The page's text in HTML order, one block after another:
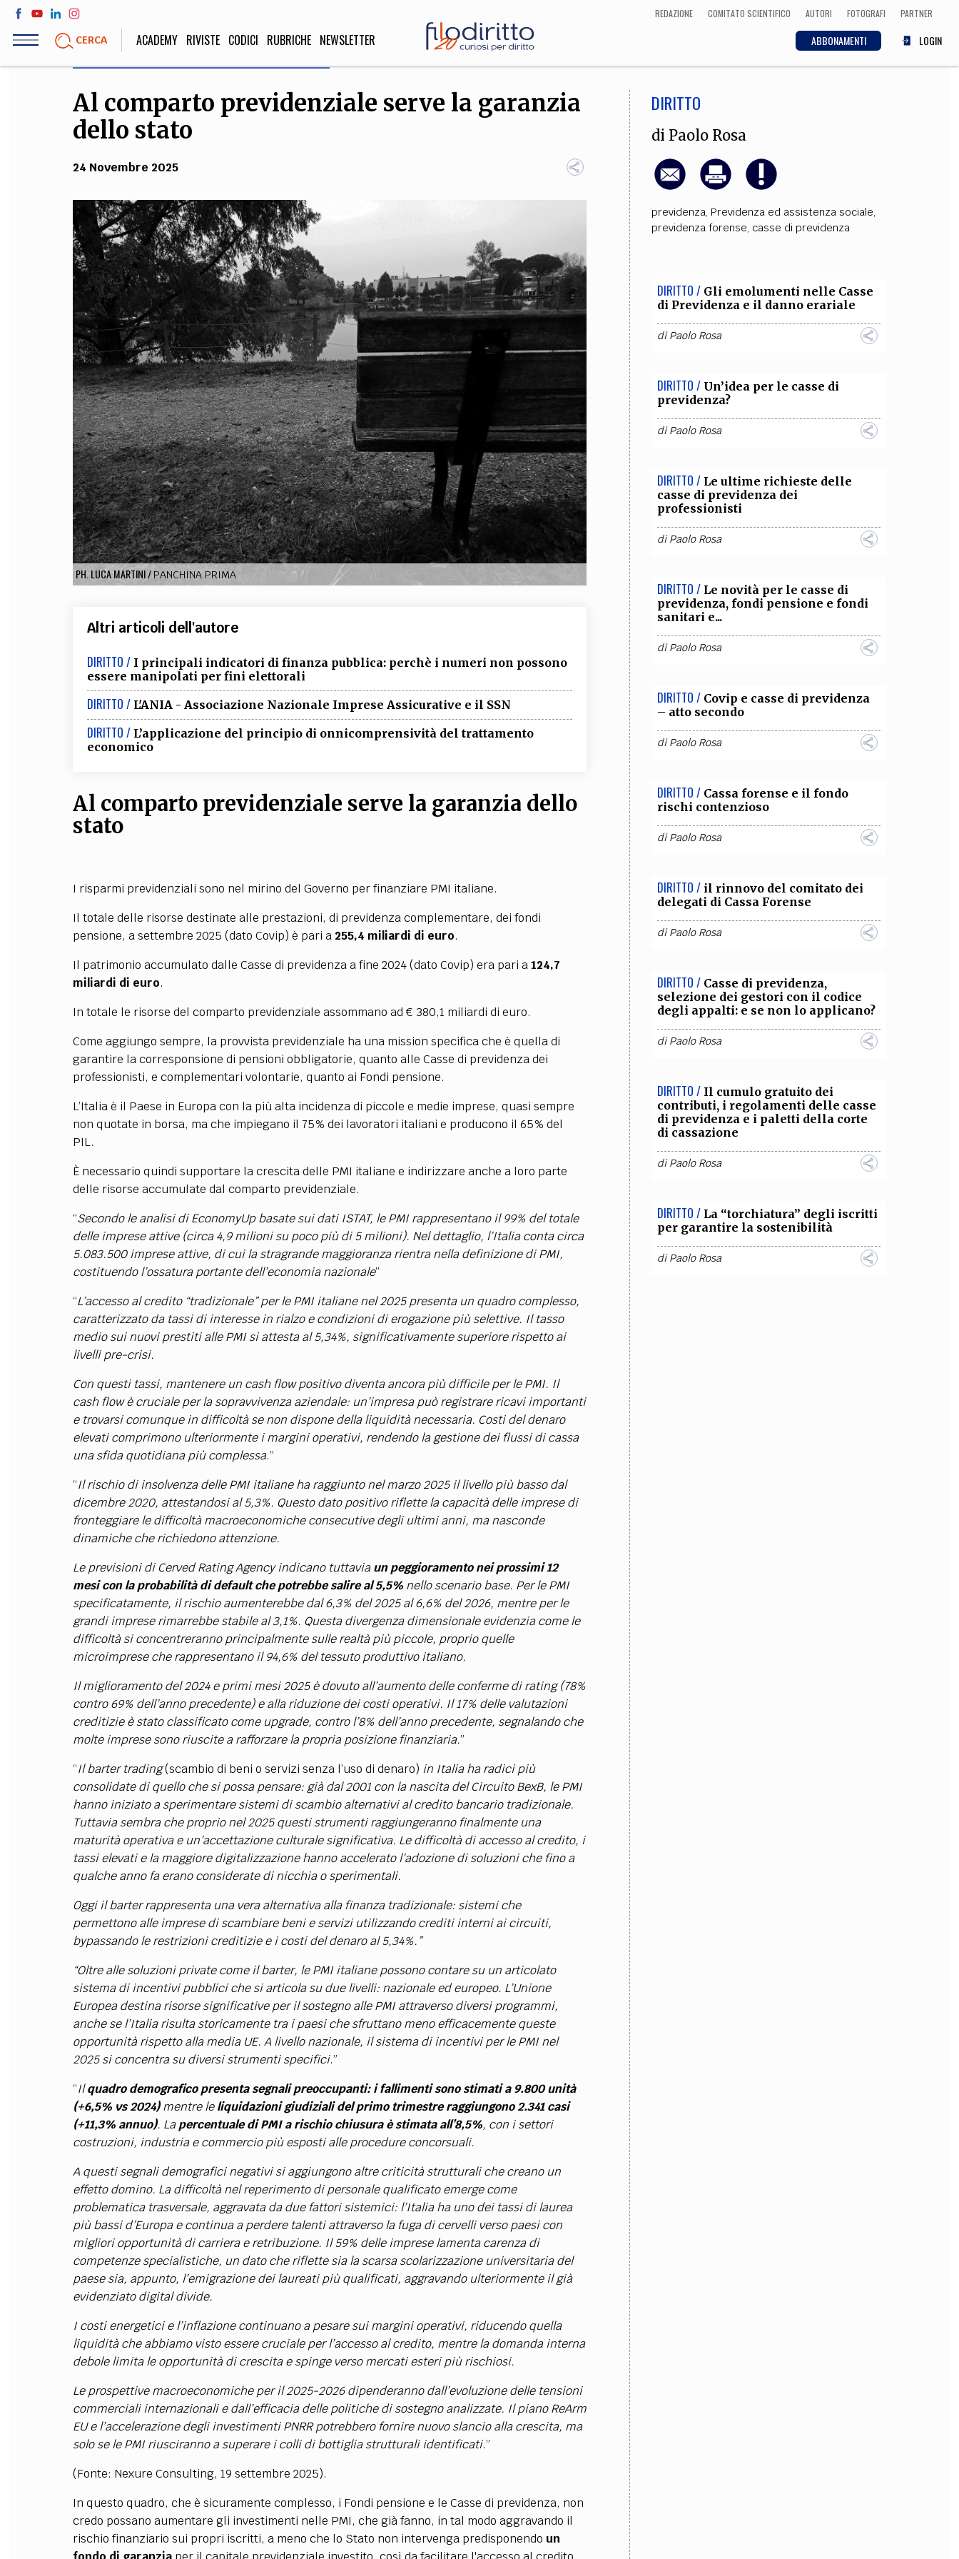
Salta
contenuto
REDAZIONE COMITATO SCIENTIFICO AUTORI FOTOGRAFI PARTNER
CERCA ABBONAMENTI LOGIN
ACADEMY RIVISTE CODICI RUBRICHE NEWSLETTER
LIFE STYLE
Sport, Cucina, Viaggi,
SOCIETÀ ECONOMIA
STORIA E FILOSOFIA
Scienze storiche,
umanistiche, Religione
Scienze informatiche,
Architettura, Ingegneria
CULTURA
Arte, Cinema, Musica,
TEAM
FILODIRITTO REDAZIONE COMITATO SCIENTIFICO AUTORI CURATORI FOTOGRAFI
CODICI RUBRICHE PROCEEDINGS
SOCIAL MEDIA
Al comparto previdenziale serve la garanzia
dello stato
24 Novembre 2025
PH. LUCA MARTINI/PANCHINA PRIMA
Altri articoli dell'autore
DIRITTO / I principali indicatori di finanza pubblica: perchè i numeri non possono
essere manipolati per fini elettorali
DIRITTO / L'ANIA - Associazione Nazionale Imprese Assicurative e il SSN
DIRITTO / L’applicazione del principio di onnicomprensività del trattamento
economico
Al comparto previdenziale serve la garanzia dello
stato
I risparmi previdenziali sono nel mirino del Governo per finanziare PMI italiane.
Il totale delle risorse destinate alle prestazioni, di previdenza complementare, dei fondi
pensione, a settembre 2025 (dato Covip) è pari a 255,4 miliardi di euro.
Il patrimonio accumulato dalle Casse di previdenza a fine 2024 (dato Covip) era pari a124,7
miliardi di euro.
In totale le risorse del comparto previdenziale assommano ad € 380,1 miliardi di euro.
Come aggiungo sempre, la provvista previdenziale ha una mission specifica che è quella di
garantire la corresponsione di pensioni obbligatorie, quanto alle Casse di previdenza dei
professionisti, e complementari volontarie, quanto ai Fondi pensione.
L’Italia è il Paese in Europa con la più alta incidenza di piccole e medie imprese, quasi sempre
non quotate in borsa, ma che impiegano il 75% dei lavoratori italiani e producono il 65% del
PIL.
È necessario quindi supportare la crescita delle PMI italiane e indirizzare anche a loro parte
delle risorse accumulate dal comparto previdenziale.
“Secondo le analisi di EconomyUp basate sui dati ISTAT, le PMI rappresentano il 99% del totale
delle imprese attive (circa 4,9 milioni su poco più di 5 milioni). Nel dettaglio, l’Italia conta circa
5.083.500 imprese attive, di cui la stragrande maggioranza rientra nella definizione di PMI,
costituendo l’ossatura portante dell’economia nazionale”
“L’accesso al credito “tradizionale” per le PMI italiane nel 2025 presenta un quadro complesso,
caratterizzato da tassi di interesse in rialzo e condizioni di erogazione più selettive. Il tasso
medio sui nuovi prestiti alle PMI si attesta al 5,34%, significativamente superiore rispetto ai
livelli pre-crisi.
Con questi tassi, mantenere un cash flow positivo diventa ancora più difficile per le PMI. Il
cash flow è cruciale per la sopravvivenza aziendale: un’impresa può registrare ricavi importanti
e trovarsi comunque in difficoltà se non dispone della liquidità necessaria. Costi del denaro
elevati comprimono ulteriormente i margini operativi, rendendo la gestione dei flussi di cassa
una sfida quotidiana più complessa.”
“Il rischio di insolvenza delle PMI italiane ha raggiunto nel marzo 2025 il livello più basso dal
dicembre 2020, attestandosi al 5,3%. Questo dato positivo riflette la capacità delle imprese di
fronteggiare le difficoltà macroeconomiche consecutive degli ultimi anni, ma nasconde
dinamiche che richiedono attenzione.
Le previsioni di Cerved Rating Agency indicano tuttaviaun peggioramento nei prossimi 12
mesi con la probabilità di default che potrebbe salire al 5,5%nello scenario base. Per le PMI
specificatamente, il rischio aumenterebbe dal 6,3% del 2025 al 6,6% del 2026, mentre per le
grandi imprese rimarrebbe stabile al 3,1%. Questa divergenza dimensionale evidenzia come le
difficoltà si concentreranno principalmente sulle realtà più piccole, proprio quelle
microimprese che rappresentano il 94,6% del tessuto produttivo italiano.
Il miglioramento del 2024 e primi mesi 2025 è dovuto all’aumento delle conferme di rating (78%
contro 69% dell’anno precedente) e alla riduzione dei costi operativi. Il 17% delle valutazioni
creditizie è stato classificato come upgrade, contro l’8% dell’anno precedente, segnalando che
molte imprese sono riuscite a rafforzare la propria posizione finanziaria.”
“Il barter trading(scambio di beni o servizi senza l’uso di denaro) in Italia ha radici più
consolidate di quello che si possa pensare: già dal 2001 con la nascita del Circuito BexB, le PMI
hanno iniziato a sperimentare sistemi di scambio alternativi al credito bancario tradizionale.
Tuttavia sembra che proprio nel 2025 questi strumenti raggiungeranno finalmente una
maturità operativa e un’accettazione culturale significativa. Le difficoltà di accesso al credito, i
tassi elevati e la maggiore digitalizzazione hanno accelerato l’adozione di soluzioni che fino a
qualche anno fa erano considerate di nicchia o sperimentali.
Oggi il barter rappresenta una vera alternativa alla finanza tradizionale: sistemi che
permettono alle imprese di scambiare beni e servizi utilizzando crediti interni ai circuiti,
bypassando le restrizioni creditizie e i costi del denaro al 5,34%.”
“Oltre alle soluzioni private come il barter, le PMI italiane possono contare su un articolato
sistema di incentivi pubblici che si articola su due livelli: nazionale ed europeo. L’Unione
Europea destina risorse significative per il sostegno alle PMI attraverso diversi programmi,
anche se l’Italia risulta storicamente tra i paesi che sfruttano meno efficacemente queste
opportunità rispetto alla media UE. A livello nazionale, il sistema di incentivi per le PMI nel
2025 si concentra su diversi strumenti specifici.”
“Ilquadro demografico presenta segnali preoccupanti: i fallimenti sono stimati a 9.800 unità
(+6,5% vs 2024)mentre leliquidazioni giudiziali del primo trimestre raggiungono 2.341 casi
(+11,3% annuo). Lapercentuale di PMI a rischio chiusura è stimata all’8,5%, con i settori
costruzioni, industria e commercio più esposti alle procedure concorsuali.
A questi segnali demografici negativi si aggiungono altre criticità strutturali che creano un
effetto domino. La difficoltà nel reperimento di personale qualificato emerge come
problematica trasversale, aggravata da due fattori sistemici: l’Italia ha uno dei tassi di laurea
più bassi d’Europa e continua a perdere talenti attraverso la fuga di cervelli verso paesi con
migliori opportunità di carriera e retribuzione. Il 59% delle imprese lamenta carenza di
competenze specialistiche, un dato che riflette sia la scarsa scolarizzazione universitaria del
paese sia, appunto, l’emigrazione dei laureati più qualificati, aggravando ulteriormente il già
evidenziato digital divide.
I costi energetici e l’inflazione continuano a pesare sui margini operativi, riducendo quella
liquidità che abbiamo visto essere cruciale per l’accesso al credito, mentre la domanda interna
debole limita le opportunità di crescita e spinge verso mercati esteri più rischiosi.
Le prospettive macroeconomiche per il 2025-2026 dipenderanno dall’evoluzione delle tensioni
commerciali internazionali e dall’efficacia delle politiche di sostegno analizzate. Il piano ReArm
EU e l’accelerazione degli investimenti PNRR potrebbero fornire nuovo slancio alla crescita, ma
solo se le PMI riusciranno a superare i colli di bottiglia strutturali identificati.”
(Fonte: Nexure Consulting, 19 settembre 2025).
In questo quadro, che è sicuramente complesso, i Fondi pensione e le Casse di previdenza, non
credo possano aumentare gli investimenti nelle PMI, che già fanno, in tal modo aggravando il
rischio finanziario sui propri iscritti, a meno che lo Stato non intervenga predisponendo un
DIRITTO
di Paolo Rosa
previdenza, Previdenza ed assistenza sociale,
previdenza forense, casse di previdenza
DIRITTO / Gli emolumenti nelle Casse
di Previdenza e il danno erariale
diPaolo Rosa
DIRITTO / Un’idea per le casse di
previdenza?
diPaolo Rosa
DIRITTO / Le ultime richieste delle
casse di previdenza dei
professionisti
diPaolo Rosa
DIRITTO / Le novità per le casse di
previdenza, fondi pensione e fondi
sanitari e...
diPaolo Rosa
DIRITTO / Covip e casse di previdenza
– atto secondo
diPaolo Rosa
DIRITTO / Cassa forense e il fondo
rischi contenzioso
diPaolo Rosa
DIRITTO / il rinnovo del comitato dei
delegati di Cassa Forense
diPaolo Rosa
DIRITTO / Casse di previdenza,
selezione dei gestori con il codice
degli appalti: e se non lo applicano?
diPaolo Rosa
DIRITTO / Il cumulo gratuito dei
contributi, i regolamenti delle casse
di previdenza e i paletti della corte
di cassazione
diPaolo Rosa
DIRITTO / La “torchiatura” degli iscritti
per garantire la sostenibilità
diPaolo Rosa